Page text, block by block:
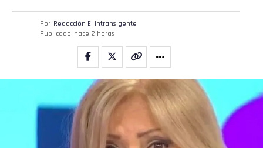
Por Redacción El intransigente
Publicado hace 2 horas